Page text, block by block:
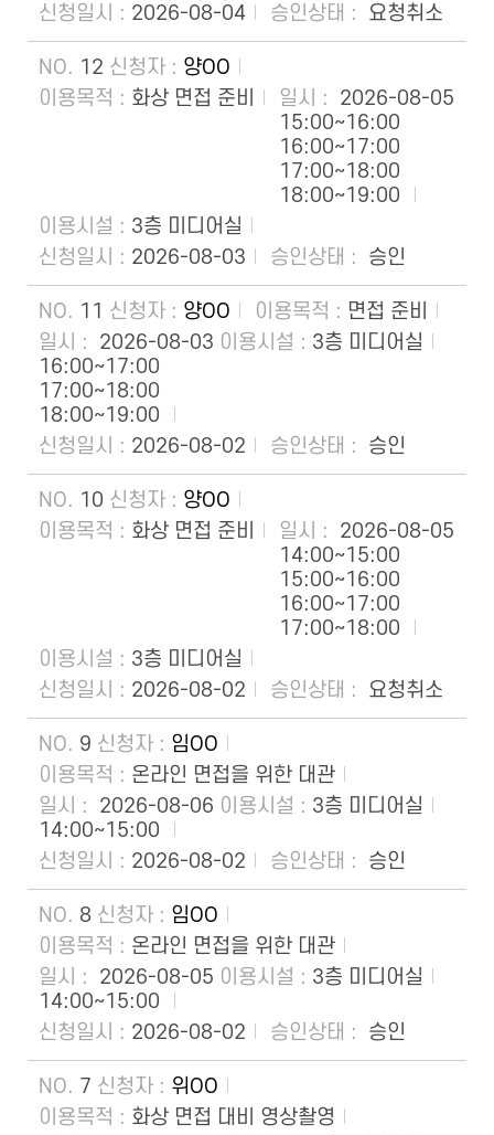
2026-08-04 요청취소
12
양OO
화상 면접 준비
2026-08-05
15:00~16:00
16:00~17:00
17:00~18:00
18:00~19:00
3층 미디어실
2026-08-03
승인
11 양OO
면접 준비
2026-08-03
16:00~17:00
17:00~18:00
18:00~19:00
3층 미디어실
2026-08-02 승인
10
양OO
화상 면접 준비
2026-08-05
14:00~15:00
15:00~16:00
16:00~17:00
17:00~18:00
3층 미디어실
2026-08-02
요청취소
9
임OO
온라인 면접을 위한 대관
2026-08-06
14:00~15:00
3층 미디어실
2026-08-02 승인
8
임OO
온라인 면접을 위한 대관
2026-08-05
14:00~15:00
3층 미디어실
2026-08-02 승인
7
위OO
화상 면접 대비 영상촬영